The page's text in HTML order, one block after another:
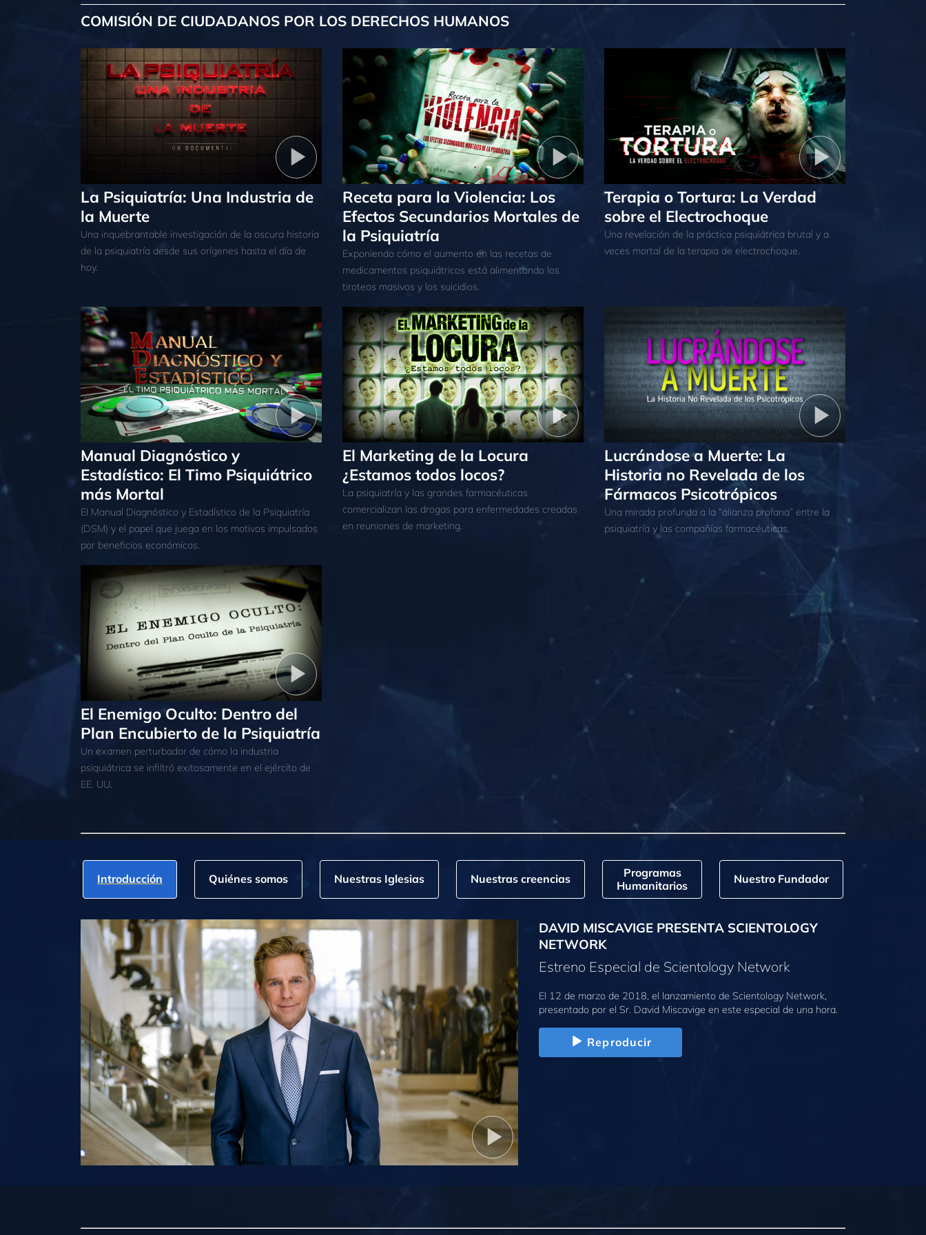
COMISIÓN DE CIUDADANOS POR LOS DERECHOS HUMANOS
La Psiquiatría: Una Industria de
la Muerte
Una inquebrantable investigación de la oscura historia
de la psiquiatría desde sus orígenes hasta el día de
hoy.
Receta para la Violencia: Los
Efectos Secundarios Mortales de
la Psiquiatría
Exponiendo cómo el aumento en las recetas de
medicamentos psiquiátricos está alimentando los
tiroteos masivos y los suicidios.
Terapia o Tortura: La Verdad
sobre el Electrochoque
Una revelación de la práctica psiquiátrica brutal y a
veces mortal de la terapia de electrochoque.
Manual Diagnóstico y
Estadístico: El Timo Psiquiátrico
más Mortal
El Manual Diagnóstico y Estadístico de la Psiquiatría
(DSM) y el papel que juega en los motivos impulsados
por beneficios económicos.
El Marketing de la Locura
¿Estamos todos locos?
La psiquiatría y las grandes farmacéuticas
comercializan las drogas para enfermedades creadas
en reuniones de marketing.
Lucrándose a Muerte: La
Historia no Revelada de los
Fármacos Psicotrópicos
Una mirada profunda a la “alianza profana” entre la
psiquiatría y las compañías farmacéuticas.
El Enemigo Oculto: Dentro del
Plan Encubierto de la Psiquiatría
Un examen perturbador de cómo la industria
psiquiátrica se infiltró exitosamente en el ejército de
EE. UU.
Introducción Quiénes somos Nuestras Iglesias Nuestras creencias
Programas
Humanitarios
Nuestro Fundador
DAVID MISCAVIGE PRESENTA SCIENTOLOGY
NETWORK
Estreno Especial de Scientology Network
El 12 de marzo de 2018, el lanzamiento de Scientology Network,
presentado por el Sr. David Miscavige en este especial de una hora.
Reproducir